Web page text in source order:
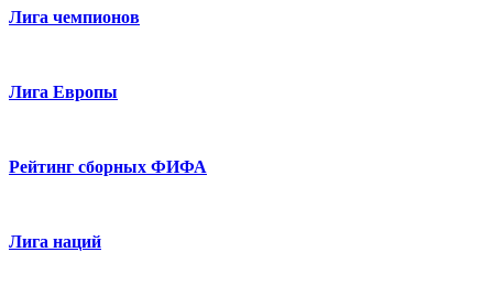
Лига чемпионов
Лига Европы
Рейтинг сборных ФИФА
Лига наций